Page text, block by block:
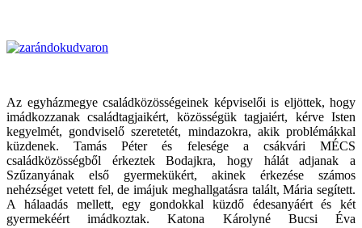
Az egyházmegye családközösségeinek képviselői is eljöttek, hogy
imádkozzanak családtagjaikért, közösségük tagjaiért, kérve Isten
kegyelmét, gondviselő szeretetét, mindazokra, akik problémákkal
küzdenek. Tamás Péter és felesége a csákvári MÉCS
családközösségből érkeztek Bodajkra, hogy hálát adjanak a
Szűzanyának első gyermekükért, akinek érkezése számos
nehézséget vetett fel, de imájuk meghallgatásra talált, Mária segített.
A hálaadás mellett, egy gondokkal küzdő édesanyáért és két
gyermekéért imádkoztak. Katona Károlyné Bucsi Éva